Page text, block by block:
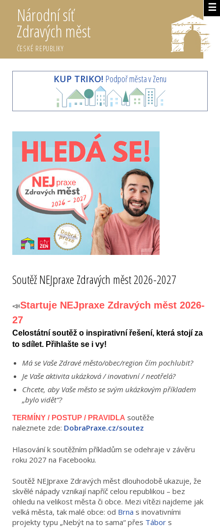
☰
Národní síť
Zdravých měst
ČESKÉ REPUBLIKY
KUP TRIKO! Podpoř města v Zenu
Soutěž NEJpraxe Zdravých měst 2026-2027
📣Startuje NEJpraxe Zdravých měst 2026-
27
Celostátní soutěž o inspirativní řešení, která stojí za
to sdílet. Přihlašte se i vy!
Má se Vaše Zdravé město/obec/region čím pochlubit?
Je Vaše aktivita ukázková / inovativní / neotřelá?
Chcete, aby Vaše město se svým ukázkovým příkladem
„bylo vidět“?
TERMÍNY / POSTUP / PRAVIDLA soutěže
naleznete zde: DobraPraxe.cz/soutez
Hlasování k soutěžním příkladům se odehraje v závěru
roku 2027 na Facebooku.
Soutěž NEJpraxe Zdravých měst dlouhodobě ukazuje, že
skvělé nápady vznikají napříč celou republikou – bez
ohledu na velikost města či obce. Mezi vítězi najdeme jak
velká města, tak malé obce: od Brna s inovativními
projekty typu „Nebýt na to sama“ přes Tábor s